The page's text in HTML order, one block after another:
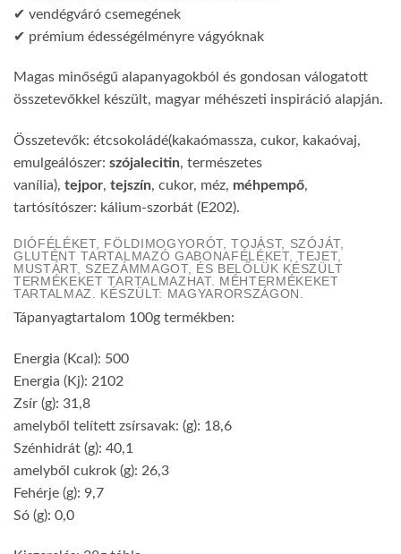
✔ vendégváró csemegének
✔ prémium édességélményre vágyóknak
Magas minőségű alapanyagokból és gondosan válogatott
összetevőkkel készült, magyar méhészeti inspiráció alapján.
Összetevők: étcsokoládé(kakaómassza, cukor, kakaóvaj,
emulgeálószer: szójalecitin, természetes
vanília), tejpor, tejszín, cukor, méz, méhpempő,
tartósítószer: kálium-szorbát (E202).
DIÓFÉLÉKET, FÖLDIMOGYORÓT, TOJÁST, SZÓJÁT,
GLUTÉNT TARTALMAZÓ GABONAFÉLÉKET, TEJET,
MUSTÁRT, SZEZÁMMAGOT, ÉS BELŐLÜK KÉSZÜLT
TERMÉKEKET TARTALMAZHAT. MÉHTERMÉKEKET
TARTALMAZ. KÉSZÜLT: MAGYARORSZÁGON.
Tápanyagtartalom 100g termékben:
Energia (Kcal): 500
Energia (Kj): 2102
Zsír (g): 31,8
amelyből telített zsírsavak: (g): 18,6
Szénhidrát (g): 40,1
amelyből cukrok (g): 26,3
Fehérje (g): 9,7
Só (g): 0,0